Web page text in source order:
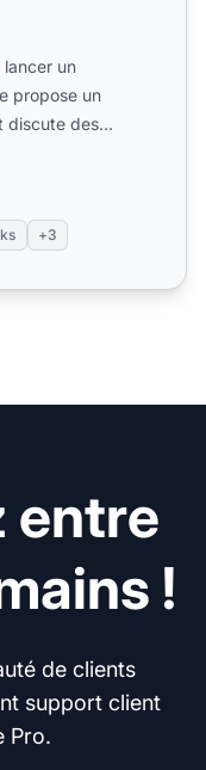
un
propose un
discute des
+3
entre
!
de clients
support client
Pro.